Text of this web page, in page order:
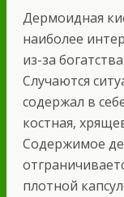
Дермоидная
наиболее
из-за
Случаются
содержал в
костная,
Содержимое
плотной